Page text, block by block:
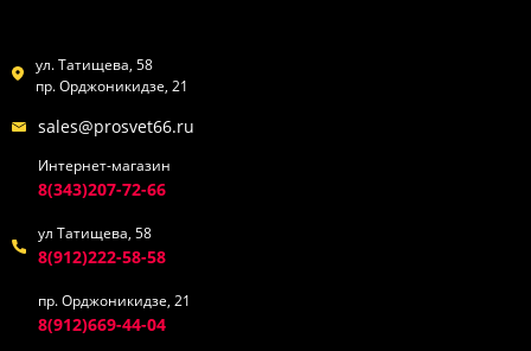
ул. Татищева, 58
пр. Орджоникидзе, 21
sales@prosvet66.ru
Интернет-магазин
8(343)207-72-66
ул Татищева, 58
8(912)222-58-58
пр. Орджоникидзе, 21
8(912)669-44-04